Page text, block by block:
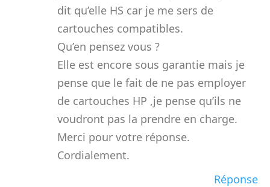
dit qu’elle HS car je me sers de
cartouches compatibles.
Qu’en pensez vous ?
Elle est encore sous garantie mais je
pense que le fait de ne pas employer
de cartouches HP ,je pense qu’ils ne
voudront pas la prendre en charge.
Merci pour votre réponse.
Cordialement.
Réponse